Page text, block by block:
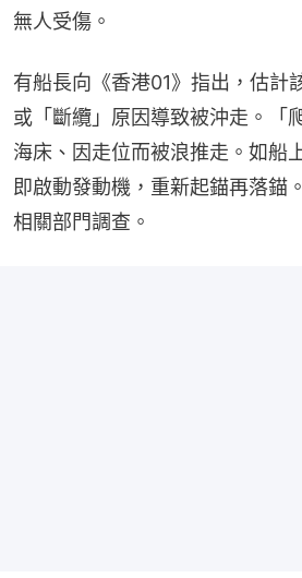
無人受傷。
有船長向《香港01》指出，估計
或「斷纜」原因導致被沖走。「
海床、因走位而被浪推走。如船
即啟動發動機，重新起錨再落錨
相關部門調查。